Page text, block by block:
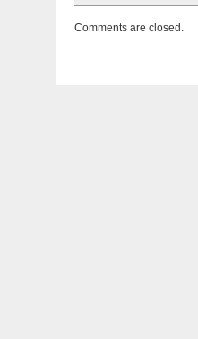
Comments are closed.